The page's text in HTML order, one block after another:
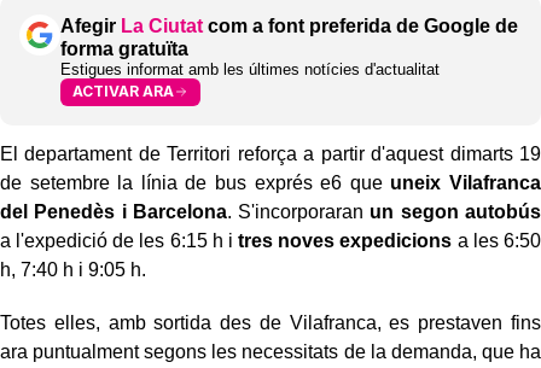
Afegir La Ciutat com a font preferida de Google de
forma gratuïta
Estigues informat amb les últimes notícies d'actualitat
ACTIVAR ARA
El departament de Territori reforça a partir d'aquest dimarts 19
de setembre la línia de bus exprés e6 que uneix Vilafranca
del Penedès i Barcelona. S'incorporaran un segon autobús
a l'expedició de les 6:15 h itres noves expedicions a les 6:50
h, 7:40 h i 9:05 h.
Totes elles, amb sortida des de Vilafranca, es prestaven fins
ara puntualment segons les necessitats de la demanda, que ha